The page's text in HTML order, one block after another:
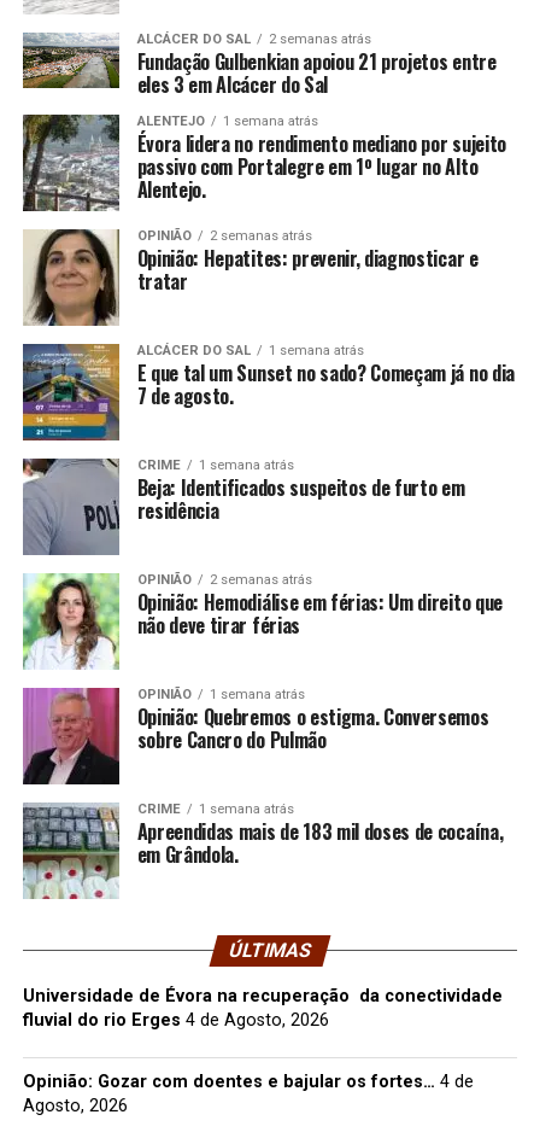
ALCÁCER DO SAL 2 semanas atrás
Fundação Gulbenkian apoiou 21 projetos entre
eles 3 em Alcácer do Sal
ALENTEJO 1 semana atrás
Évora lidera no rendimento mediano por sujeito
passivo com Portalegre em 1º lugar no Alto
Alentejo.
OPINIÃO 2 semanas atrás
Opinião: Hepatites: prevenir, diagnosticar e
tratar
ALCÁCER DO SAL 1 semana atrás
E que tal um Sunset no sado? Começam já no dia
7 de agosto.
CRIME 1 semana atrás
Beja: Identificados suspeitos de furto em
residência
OPINIÃO 2 semanas atrás
Opinião: Hemodiálise em férias: Um direito que
não deve tirar férias
OPINIÃO 1 semana atrás
Opinião: Quebremos o estigma. Conversemos
sobre Cancro do Pulmão
CRIME 1 semana atrás
Apreendidas mais de 183 mil doses de cocaína,
em Grândola.
ÚLTIMAS
Universidade de Évora na recuperação da conectividade
fluvial do rio Erges 4 de Agosto, 2026
Opinião: Gozar com doentes e bajular os fortes… 4 de
Agosto, 2026